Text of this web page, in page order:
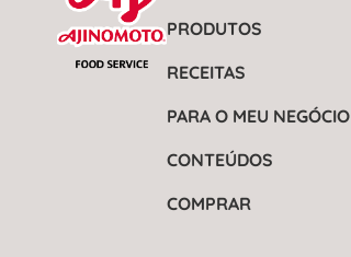
PRODUTOS
RECEITAS
PARA O MEU NEGÓCIO
CONTEÚDOS
COMPRAR